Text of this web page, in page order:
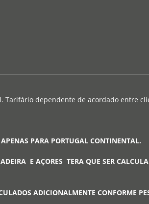
Tarifário dependente de acordado entre
PARA PORTUGAL CONTINENTAL.
E AÇORES TERA QUE SER
ADICIONALMENTE CONFORME